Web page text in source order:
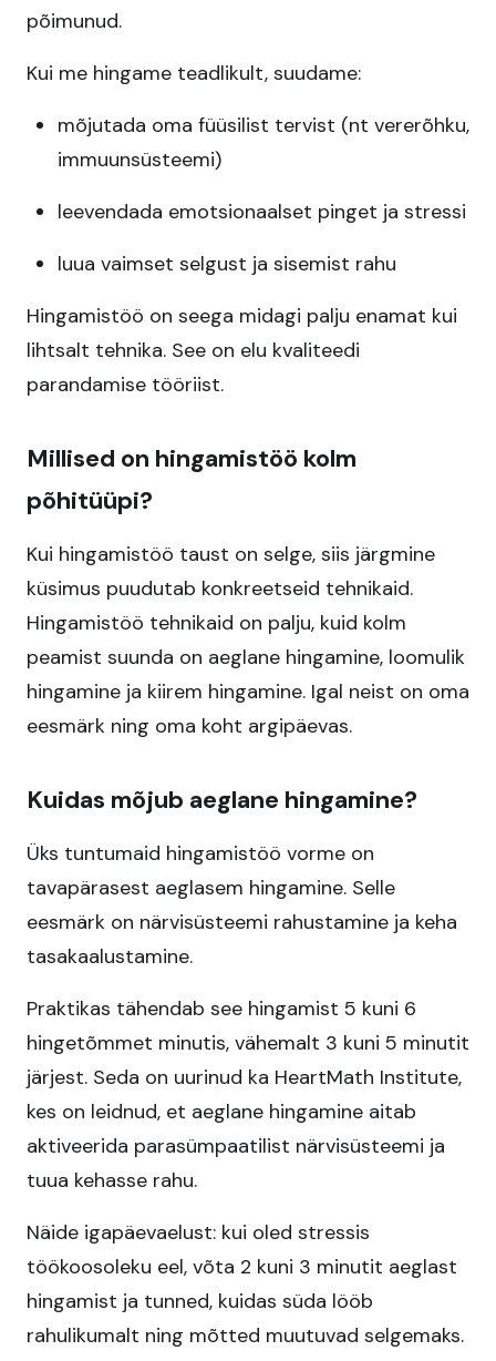
põimunud.
Kui me hingame teadlikult, suudame:
mõjutada oma füüsilist tervist (nt vererõhku,
immuunsüsteemi)
leevendada emotsionaalset pinget ja stressi
luua vaimset selgust ja sisemist rahu
Hingamistöö on seega midagi palju enamat kui
lihtsalt tehnika. See on elu kvaliteedi
parandamise tööriist.
Millised on hingamistöö kolm
põhitüüpi?
Kui hingamistöö taust on selge, siis järgmine
küsimus puudutab konkreetseid tehnikaid.
Hingamistöö tehnikaid on palju, kuid kolm
peamist suunda on aeglane hingamine, loomulik
hingamine ja kiirem hingamine. Igal neist on oma
eesmärk ning oma koht argipäevas.
Kuidas mõjub aeglane hingamine?
Üks tuntumaid hingamistöö vorme on
tavapärasest aeglasem hingamine. Selle
eesmärk on närvisüsteemi rahustamine ja keha
tasakaalustamine.
Praktikas tähendab see hingamist 5 kuni 6
hingetõmmet minutis, vähemalt 3 kuni 5 minutit
järjest. Seda on uurinud ka HeartMath Institute,
kes on leidnud, et aeglane hingamine aitab
aktiveerida parasümpaatilist närvisüsteemi ja
tuua kehasse rahu.
Näide igapäevaelust: kui oled stressis
töökoosoleku eel, võta 2 kuni 3 minutit aeglast
hingamist ja tunned, kuidas süda lööb
rahulikumalt ning mõtted muutuvad selgemaks.